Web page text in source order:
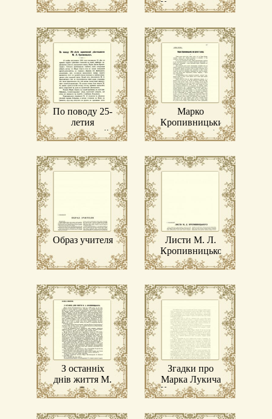
Кропивницького
По поводу 25-
летия
сценической
деятельности
М. Л.
Кропивницкаго
Марко
Кропивницький,
яко артист і
автор
Образ учителя
Листи М. Л.
Кропивницького
З останніх
днів життя М.
Л.
Кропивницького
Згадки про
Марка Лукича
Кропивницького